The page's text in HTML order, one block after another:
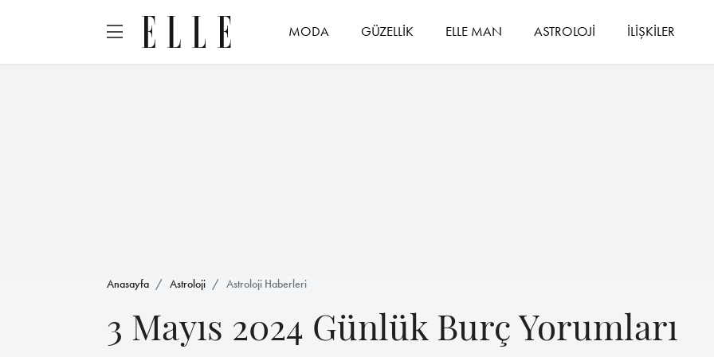
MODA GÜZELLİK ELLE MAN ASTROLOJİ İLİŞKİLER
Anasayfa Astroloji Astroloji Haberleri
3 Mayıs 2024 Günlük Burç Yorumları